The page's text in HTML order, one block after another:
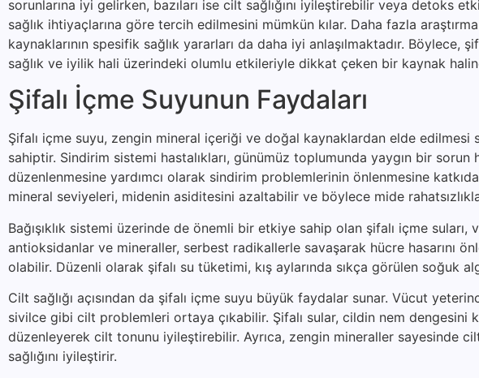
sorunlarına iyi gelirken, bazıları ise cilt sağlığını iyileştirebilir veya detoks
sağlık ihtiyaçlarına göre tercih edilmesini mümkün kılar. Daha fazla
kaynaklarının spesifik sağlık yararları da daha iyi anlaşılmaktadır. Böylece,
sağlık ve iyilik hali üzerindeki olumlu etkileriyle dikkat çeken bir kaynak
Şifalı İçme Suyunun Faydaları
Şifalı içme suyu, zengin mineral içeriği ve doğal kaynaklardan elde
sahiptir. Sindirim sistemi hastalıkları, günümüz toplumunda yaygın bir
düzenlenmesine yardımcı olarak sindirim problemlerinin önlenmesine
mineral seviyeleri, midenin asiditesini azaltabilir ve böylece mide
Bağışıklık sistemi üzerinde de önemli bir etkiye sahip olan şifalı içme
antioksidanlar ve mineraller, serbest radikallerle savaşarak hücre hasarını
olabilir. Düzenli olarak şifalı su tüketimi, kış aylarında sıkça görülen soğuk
Cilt sağlığı açısından da şifalı içme suyu büyük faydalar sunar. Vücut
sivilce gibi cilt problemleri ortaya çıkabilir. Şifalı sular, cildin nem dengesini
düzenleyerek cilt tonunu iyileştirebilir. Ayrıca, zengin mineraller sayesinde
sağlığını iyileştirir.